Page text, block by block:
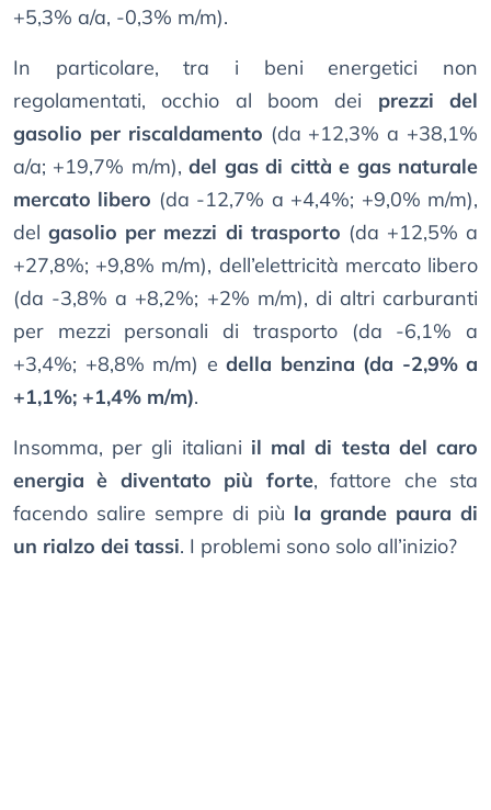
+5,3% a/a, -0,3% m/m).
In particolare, tra i beni energetici non
regolamentati, occhio al boom dei prezzi del
gasolio per riscaldamento (da +12,3% a +38,1%
a/a; +19,7% m/m),del gas di città e gas naturale
mercato libero (da -12,7% a +4,4%; +9,0% m/m),
delgasolio per mezzi di trasporto (da +12,5% a
+27,8%; +9,8% m/m), dell’elettricità mercato libero
(da -3,8% a +8,2%; +2% m/m), di altri carburanti
per mezzi personali di trasporto (da -6,1% a
+3,4%; +8,8% m/m) e della benzina (da -2,9% a
+1,1%; +1,4% m/m).
Insomma, per gli italiani il mal di testa del caro
energia è diventato più forte, fattore che sta
facendo salire sempre di più la grande paura di
un rialzo dei tassi. I problemi sono solo all’inizio?